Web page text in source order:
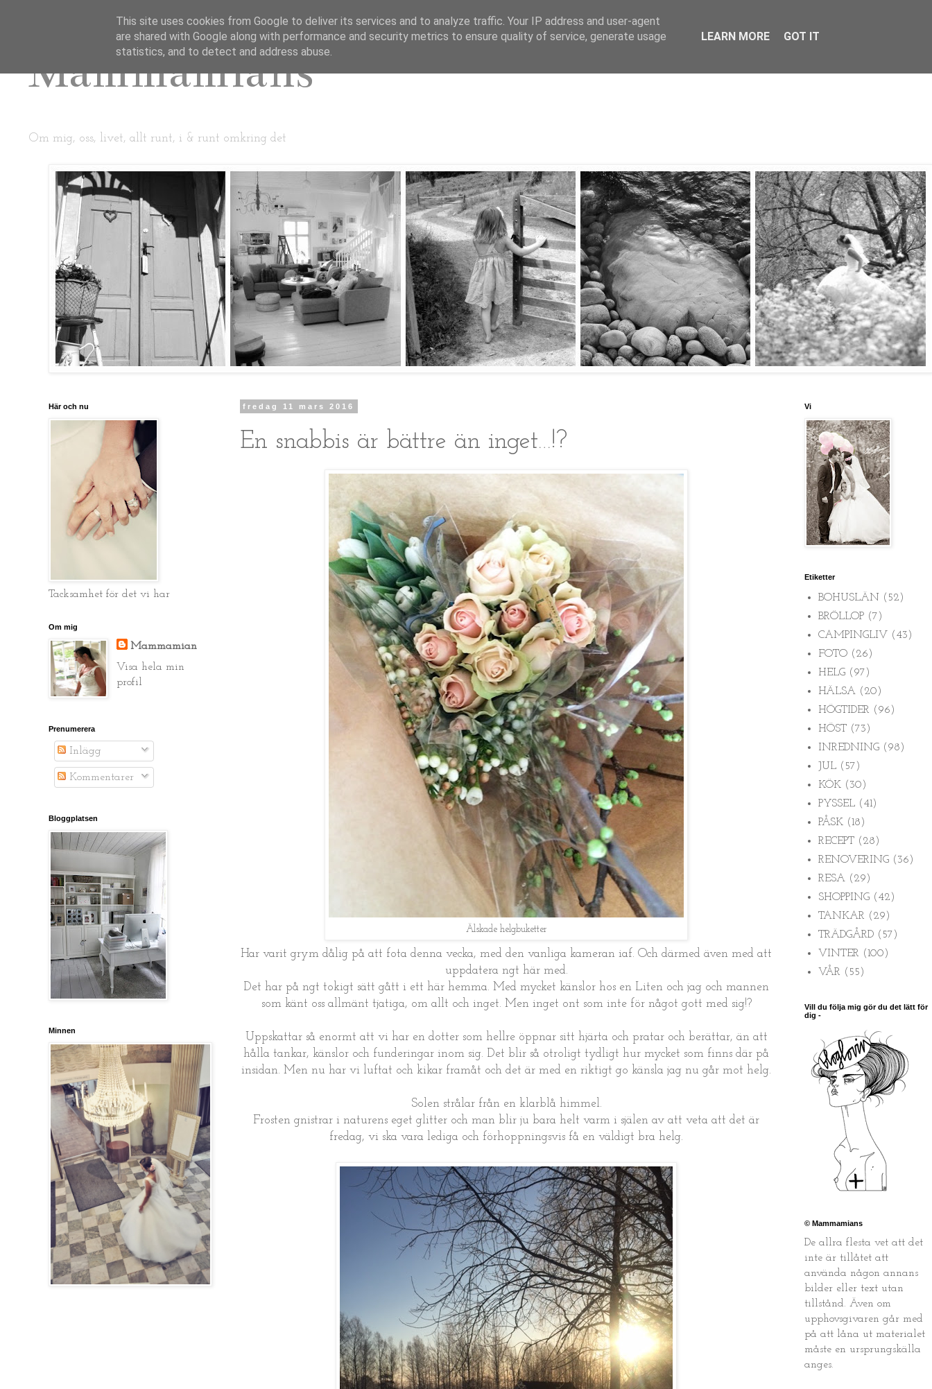
Mammamians
Om mig, oss, livet, allt runt, i & runt omkring det
fredag 11 mars 2016
En snabbis är bättre än inget…!?
Älskade helgbuketter
Har varit grym dålig på att fota denna vecka, med den vanliga kameran iaf. Och därmed även med att
uppdatera ngt här med.
Det har på ngt tokigt sätt gått i ett här hemma. Med mycket känslor hos en Liten och jag och mannen
som känt oss allmänt tjatiga, om allt och inget. Men inget ont som inte för något gott med sig!?
Uppskattar så enormt att vi har en dotter som hellre öppnar sitt hjärta och pratar och berättar, än att
hålla tankar, känslor och funderingar inom sig. Det blir så otroligt tydligt hur mycket som finns där på
insidan. Men nu har vi luftat och kikar framåt och det är med en riktigt go känsla jag nu går mot helg.
Solen strålar från en klarblå himmel.
Frosten gnistrar i naturens eget glitter och man blir ju bara helt varm i själen av att veta att det är
fredag, vi ska vara lediga och förhoppningsvis få en väldigt bra helg.
Här och nu
Tacksamhet för det vi har
Om mig
Mammamian
Visa hela min
profil
Prenumerera
Inlägg
Kommentarer
Bloggplatsen
Minnen
Vi
Etiketter
BOHUSLÄN
(52)
BRÖLLOP (7)
CAMPINGLIV (43)
FOTO (26)
HELG (97)
HÄLSA (20)
HÖGTIDER (96)
HÖST (73)
INREDNING (98)
JUL (57)
KÖK (30)
PYSSEL (41)
PÅSK (18)
RECEPT (28)
RENOVERING (36)
RESA (29)
SHOPPING (42)
TANKAR (29)
TRÄDGÅRD (57)
VINTER (100)
VÅR (55)
Vill du följa mig gör du det lätt för
dig -
© Mammamians
De allra flesta vet att det
inte är tillåtet att
använda någon annans
bilder eller text utan
tillstånd. Även om
upphovsgivaren går med
på att låna ut materialet
måste en ursprungskälla
anges.
This site uses cookies from Google to deliver its services and to analyze traffic. Your IP address and user-agent
are shared with Google along with performance and security metrics to ensure quality of service, generate usage
statistics, and to detect and address abuse.
LEARN MORE GOT IT